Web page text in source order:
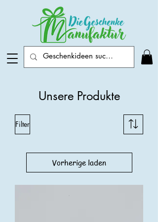
Unsere Produkte
Filter
Vorherige laden